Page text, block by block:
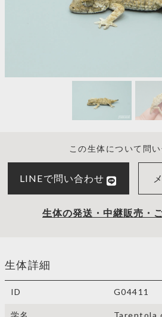
この生体について問
LINEで問い合わせ
生体の発送・中継販売・
生体詳細
ID G04411